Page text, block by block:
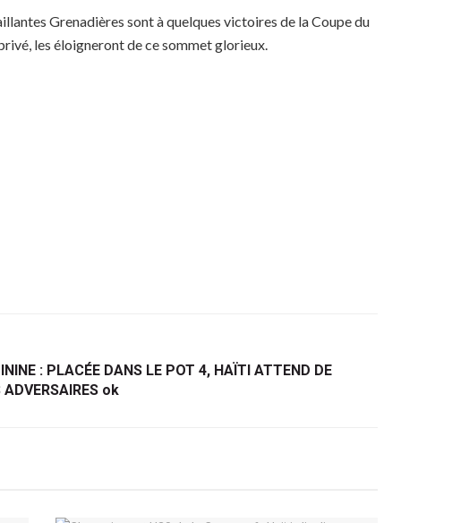
Grenadières sont à quelques victoires de la Coupe du
les éloigneront de ce sommet glorieux.
: PLACÉE DANS LE POT 4, HAÏTI ATTEND DE
ADVERSAIRES ok